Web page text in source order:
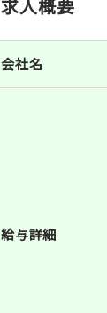
求人概要
会社名
給与詳細